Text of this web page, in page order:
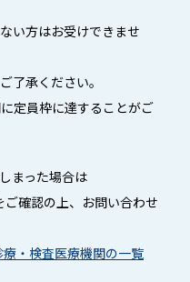
い方はお受けできませ
了承ください。
定員枠に達することがご
まった場合は
確認の上、お問い合わせ
・検査医療機関の一覧